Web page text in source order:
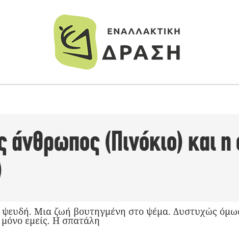
άνθρωπος (Πινόκιο) και η
Μια ζωή βουτηγμένη στο ψέμα. Δυστυχώς
μόνο εμείς. Η σπατάλη